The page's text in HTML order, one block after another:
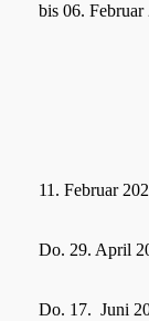
bis 06. Februar
11. Februar
Do. 29. April
Do. 17. Juni